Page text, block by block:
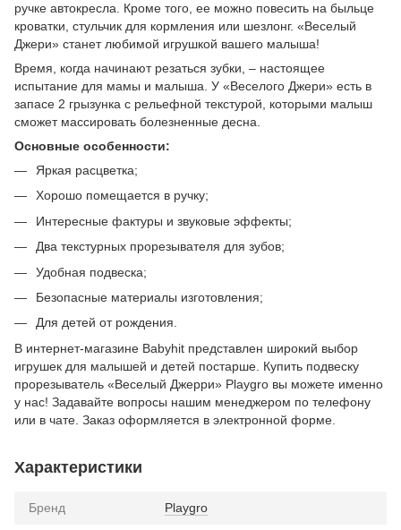
ручке автокресла. Кроме того, ее можно повесить на быльце
кроватки, стульчик для кормления или шезлонг. «Веселый
Джери» станет любимой игрушкой вашего малыша!
Время, когда начинают резаться зубки, – настоящее
испытание для мамы и малыша. У «Веселого Джери» есть в
запасе 2 грызунка с рельефной текстурой, которыми малыш
сможет массировать болезненные десна.
Основные особенности:
Яркая расцветка;
Хорошо помещается в ручку;
Интересные фактуры и звуковые эффекты;
Два текстурных прорезывателя для зубов;
Удобная подвеска;
Безопасные материалы изготовления;
Для детей от рождения.
В интернет-магазине Babyhit представлен широкий выбор
игрушек для малышей и детей постарше. Купить подвеску
прорезыватель «Веселый Джерри» Playgro вы можете именно
у нас! Задавайте вопросы нашим менеджером по телефону
или в чате. Заказ оформляется в электронной форме.
Характеристики
Бренд Playgro